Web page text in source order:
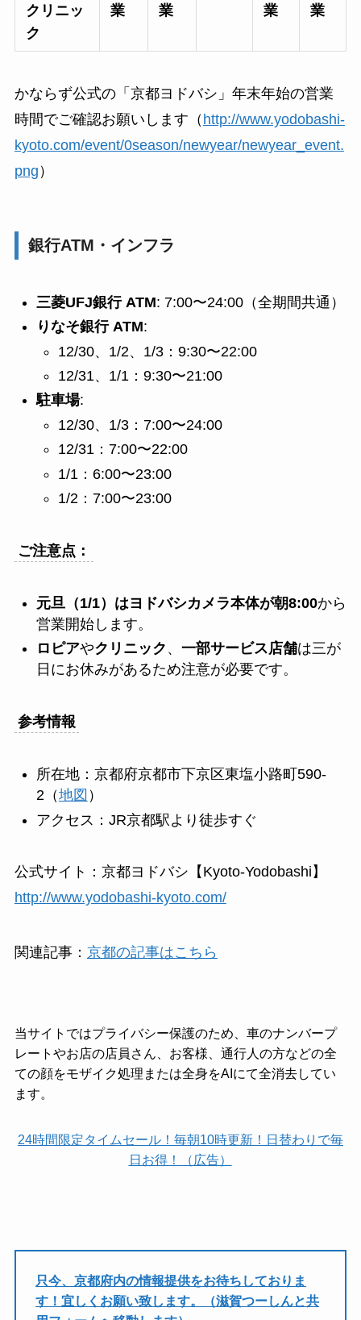
クリニッ
ク
業
業
業
業
かならず公式の「京都ヨドバシ」年末年始の営業
時間でご確認お願いします（ http://www.yodobashi-
kyoto.com/event/0season/newyear/newyear_event.
png ）
銀行ATM・インフラ
三菱UFJ銀行 ATM: 7:00〜24:00（全期間共通）
りなそ銀行 ATM:
12/30、1/2、1/3：9:30〜22:00
12/31、1/1：9:30〜21:00
駐車場:
12/30、1/3：7:00〜24:00
12/31：7:00〜22:00
1/1：6:00〜23:00
1/2：7:00〜23:00
ご注意点：
元旦（1/1）はヨドバシカメラ本体が朝8:00から
営業開始します。
ロピアやクリニック 、 一部サービス店舗は三が
日にお休みがあるため注意が必要です。
参考情報
所在地：京都府京都市下京区東塩小路町590-
2（地図 ）
アクセス：JR京都駅より徒歩すぐ
公式サイト：京都ヨドバシ【Kyoto-Yodobashi】
http://www.yodobashi-kyoto.com/
関連記事： 京都の記事はこちら
当サイトではプライバシー保護のため、車のナンバープ
レートやお店の店員さん、お客様、通行人の方などの全
ての顔をモザイク処理または全身をAIにて全消去してい
ます。
24時間限定タイムセール！毎朝10時更新！日替わりで毎
日お得！（広告）
只今、京都府内の情報提供をお待ちしておりま
す！宜しくお願い致します。（滋賀つーしんと共